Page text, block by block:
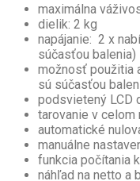
maximálna
dielik: 2 kg
napájanie: 2 x
súčasťou
možnosť použitia
sú súčasťou
podsvietený LCD
tarovanie v celom
automatické
manuálne
funkcia počítania
náhľad na netto a